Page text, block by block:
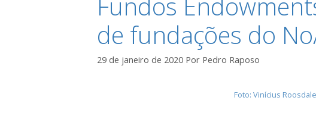
de fundações do
29 de janeiro de 2020 Por Pedro Raposo
Foto: Vinícius